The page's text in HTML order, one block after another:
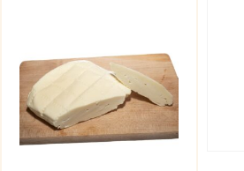
bazalkovým
korením
380